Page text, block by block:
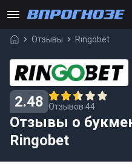
Отзывы Ringobet
2.48 Отзывов 44
Отзывы о
Ringobet